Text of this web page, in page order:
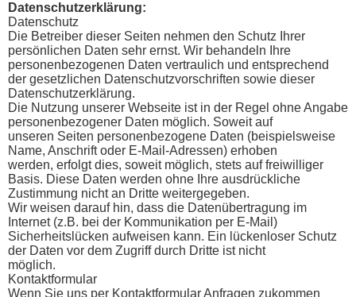
Datenschutzerklärung:
Datenschutz
Die Betreiber dieser Seiten nehmen den Schutz Ihrer
persönlichen Daten sehr ernst. Wir behandeln Ihre
personenbezogenen Daten vertraulich und entsprechend
der gesetzlichen Datenschutzvorschriften sowie dieser
Datenschutzerklärung.
Die Nutzung unserer Webseite ist in der Regel ohne Angabe
personenbezogener Daten möglich. Soweit auf
unseren Seiten personenbezogene Daten (beispielsweise
Name, Anschrift oder E-Mail-Adressen) erhoben
werden, erfolgt dies, soweit möglich, stets auf freiwilliger
Basis. Diese Daten werden ohne Ihre ausdrückliche
Zustimmung nicht an Dritte weitergegeben.
Wir weisen darauf hin, dass die Datenübertragung im
Internet (z.B. bei der Kommunikation per E-Mail)
Sicherheitslücken aufweisen kann. Ein lückenloser Schutz
der Daten vor dem Zugriff durch Dritte ist nicht
möglich.
Kontaktformular
Wenn Sie uns per Kontaktformular Anfragen zukommen